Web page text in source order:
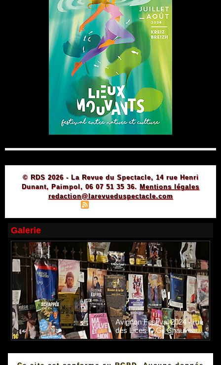
© RDS 2026 - La Revue du Spectacle, 14 rue Henri
Dunant, Paimpol, 06 07 51 35 36. Mentions légales
redaction@larevueduspectacle.com
Galerie
Avignon Festival 2024 - rue
des Lices © Gil Chauveau.